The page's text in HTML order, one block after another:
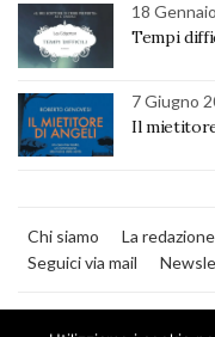
18
Tempi
7 Giugno
Il
Chi siamo La redazione
Seguici via mail